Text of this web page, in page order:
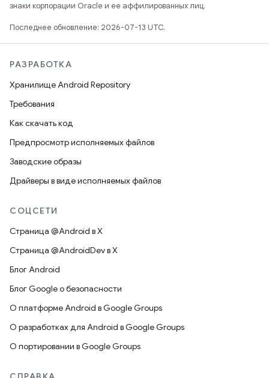
знаки корпорации Oracle и ее аффилированных лиц.
Последнее обновление: 2026-07-13 UTC.
РАЗРАБОТКА
Хранилище Android Repository
Требования
Как скачать код
Предпросмотр исполняемых файлов
Заводские образы
Драйверы в виде исполняемых файлов
СОЦСЕТИ
Страница @Android в X
Страница @AndroidDev в X
Блог Android
Блог Google о безопасности
О платформе Android в Google Groups
О разработках для Android в Google Groups
О портировании в Google Groups